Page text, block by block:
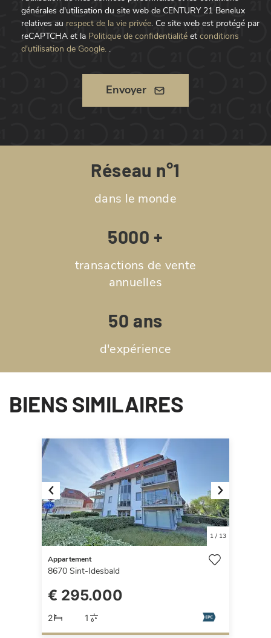
générales d'utilisation du site web de CENTURY 21 Benelux
relatives au respect de la vie privée. Ce site web est protégé par
reCAPTCHA et la Politique de confidentialité et conditions
d'utilisation de Google. .
Envoyer
Réseau n°1
dans le monde
5000 +
transactions de vente
annuelles
50 ans
d'expérience
BIENS SIMILAIRES
Previous Next
1/ 13
Appartement
8670 Sint-Idesbald
€ 295.000
2 1